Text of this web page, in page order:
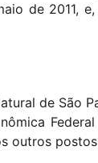
de 2011,
de São
outros